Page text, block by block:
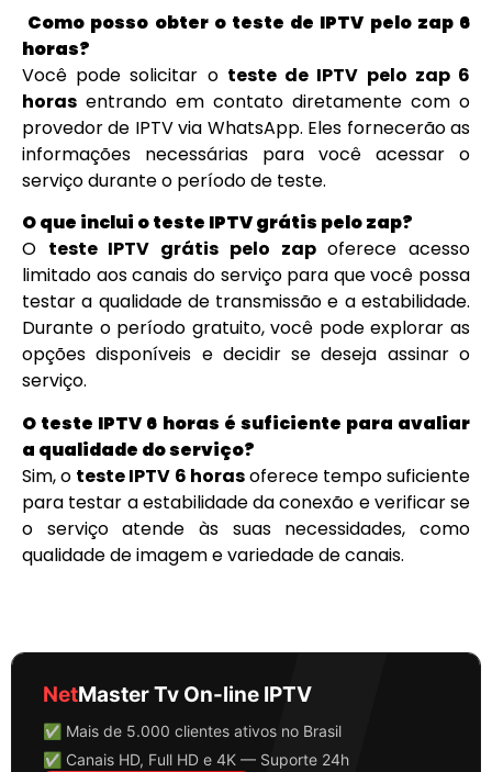
Como posso obter o teste de IPTV pelo zap 6
horas?
Você pode solicitar o teste de IPTV pelo zap 6
horas entrando em contato diretamente com o
provedor de IPTV via WhatsApp. Eles fornecerão as
informações necessárias para você acessar o
serviço durante o período de teste.
O que inclui o teste IPTV grátis pelo zap?
O teste IPTV grátis pelo zapoferece acesso
limitado aos canais do serviço para que você possa
testar a qualidade de transmissão e a estabilidade.
Durante o período gratuito, você pode explorar as
opções disponíveis e decidir se deseja assinar o
serviço.
O teste IPTV 6 horas é suficiente para avaliar
a qualidade do serviço?
Sim, o teste IPTV 6 horasoferece tempo suficiente
para testar a estabilidade da conexão e verificar se
o serviço atende às suas necessidades, como
qualidade de imagem e variedade de canais.
NetMaster Tv On-line IPTV
✅ Mais de 5.000 clientes ativos no Brasil
✅ Canais HD, Full HD e 4K — Suporte 24h